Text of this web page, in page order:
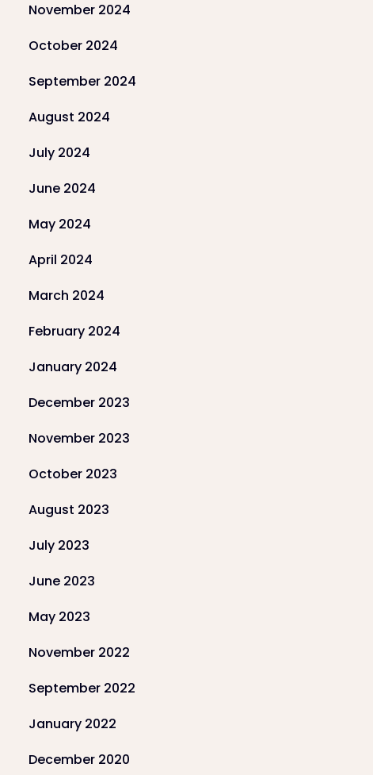
November 2024
October 2024
September 2024
August 2024
July 2024
June 2024
May 2024
April 2024
March 2024
February 2024
January 2024
December 2023
November 2023
October 2023
August 2023
July 2023
June 2023
May 2023
November 2022
September 2022
January 2022
December 2020